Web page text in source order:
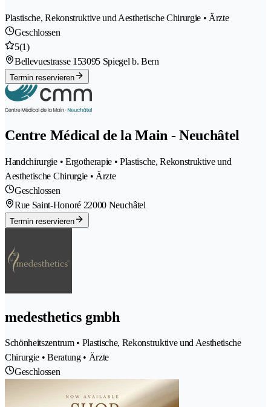
Plastische, Rekonstruktive und Aesthetische Chirurgie • Ärzte
Geschlossen
5(1)
Bellevuestrasse 153095 Spiegel b. Bern
Termin reservieren
Centre Médical de la Main - Neuchâtel
Handchirurgie • Ergotherapie • Plastische, Rekonstruktive und
Aesthetische Chirurgie • Ärzte
Geschlossen
Rue Saint-Honoré 22000 Neuchâtel
Termin reservieren
medesthetics gmbh
Schönheitszentrum • Plastische, Rekonstruktive und Aesthetische
Chirurgie • Beratung • Ärzte
Geschlossen